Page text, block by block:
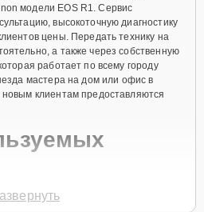
модели EOS R1. Сервис
высокоточную диагностику
цены. Передать технику на
а также через собственную
работает по всему городу
мастера на дом или офис в
клиентам предоставляются
EOS R1 предлагаются как